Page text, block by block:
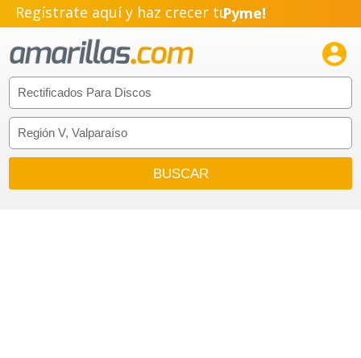
Regístrate aquí y haz crecer tuPyme!
Emprendimiento!
